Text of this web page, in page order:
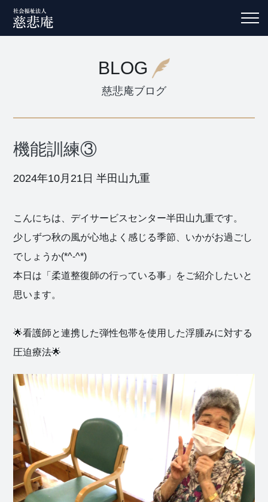
BLOG
慈悲庵ブログ
機能訓練③
2024年10月21日 半田山九重
こんにちは、デイサービスセンター半田山九重です。
少しずつ秋の風が心地よく感じる季節、いかがお過ごし
でしょうか(*^-^*)
本日は「柔道整復師の行っている事」をご紹介したいと
思います。
🌟看護師と連携した弾性包帯を使用した浮腫みに対する
圧迫療法🌟